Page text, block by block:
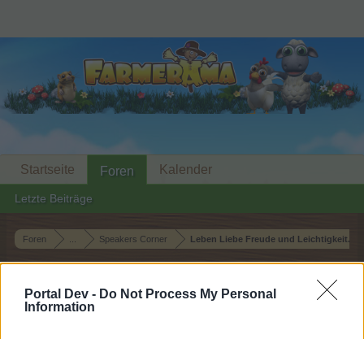
Portal Dev - Do Not Process My Personal
Information
Foren Speakers Corner Leben Liebe Freude und
Mitglieder, denen der Beitrag #1872
gefällt
Startseite Foren
Letzte Beiträge
Kalender